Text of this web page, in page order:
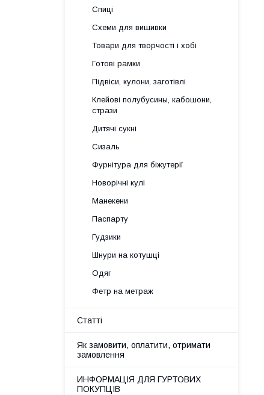
Спиці
Схеми для вишивки
Товари для творчості і хобі
Готові рамки
Підвіси, кулони, заготівлі
Клейові полубусины, кабошони,
стрази
Дитячі сукні
Сизаль
Фурнітура для біжутерії
Новорічні кулі
Манекени
Паспарту
Гудзики
Шнури на котушці
Одяг
Фетр на метраж
Статті
Як замовити, оплатити, отримати
замовлення
ИНФОРМАЦІЯ ДЛЯ ГУРТОВИХ
ПОКУПЦІВ